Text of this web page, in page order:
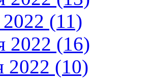
(11)
2022 (16)
2022 (10)